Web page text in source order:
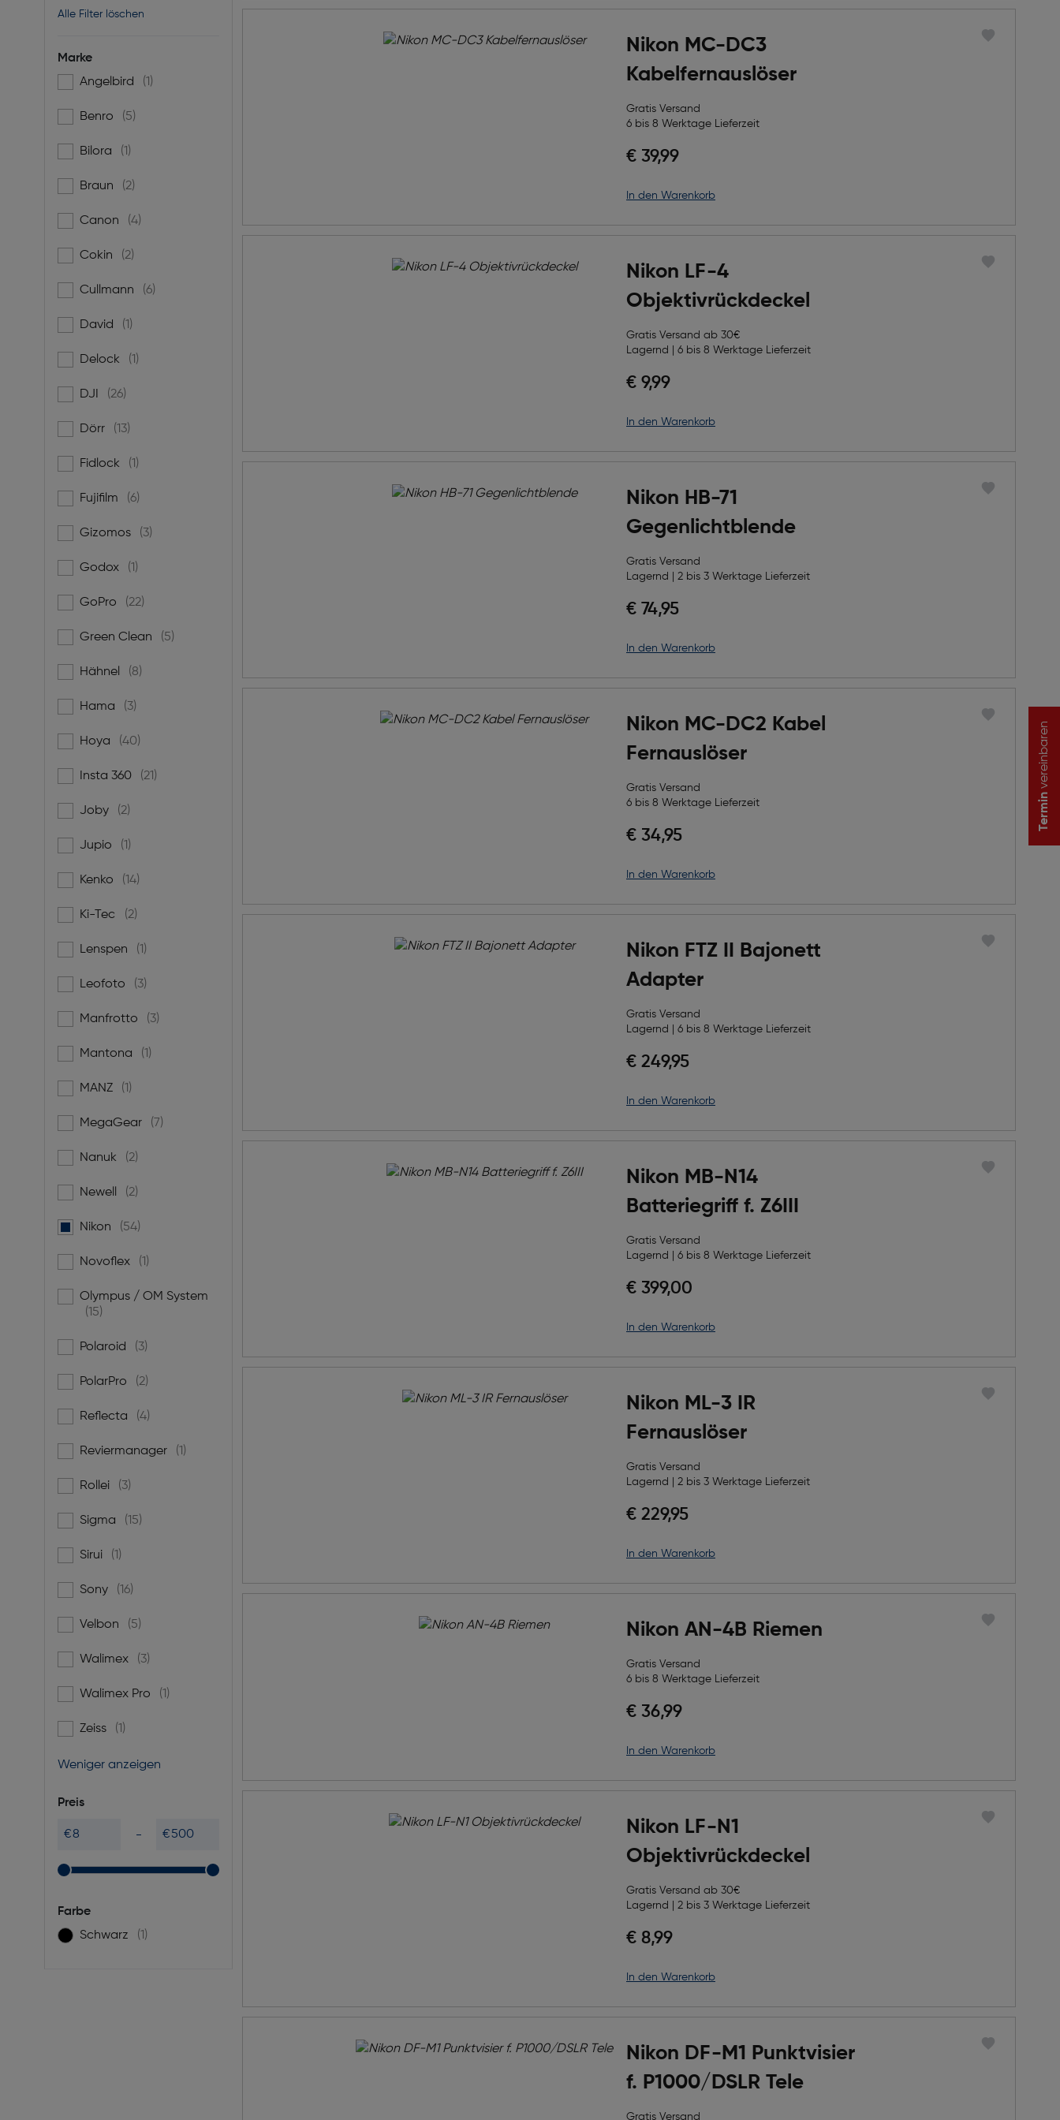
Alle Filter löschen
Marke
Angelbird
(1)
Filtern nach Marke: Angelbird
Benro (5)
Filtern nach Marke: Benro
Bilora (1)
Filtern nach Marke: Bilora
Braun (2)
Filtern nach Marke: Braun
Canon (4)
Filtern nach Marke: Canon
Cokin (2)
Filtern nach Marke: Cokin
Cullmann (6)
Filtern nach Marke: Cullmann
David (1)
Filtern nach Marke: David
Delock (1)
Filtern nach Marke: Delock
DJI (26)
Filtern nach Marke: DJI
Dörr (13)
Filtern nach Marke: Dörr
Fidlock (1)
Filtern nach Marke: Fidlock
Fujifilm (6)
Filtern nach Marke: Fujifilm
Gizomos (3)
Filtern nach Marke: Gizomos
Godox (1)
Filtern nach Marke: Godox
GoPro (22)
Filtern nach Marke: GoPro
Green Clean (5)
Filtern nach Marke: Green Clean
Hähnel (8)
Filtern nach Marke: Hähnel
Hama (3)
Filtern nach Marke: Hama
Hoya (40)
Filtern nach Marke: Hoya
Insta 360 (21)
Filtern nach Marke: Insta 360
Joby (2)
Filtern nach Marke: Joby
Jupio (1)
Filtern nach Marke: Jupio
Kenko (14)
Filtern nach Marke: Kenko
Ki-Tec (2)
Filtern nach Marke: Ki-Tec
Lenspen (1)
Filtern nach Marke: Lenspen
Leofoto (3)
Filtern nach Marke: Leofoto
Manfrotto (3)
Filtern nach Marke: Manfrotto
Mantona (1)
Filtern nach Marke: Mantona
MANZ (1)
Filtern nach Marke: MANZ
MegaGear (7)
Filtern nach Marke: MegaGear
Nanuk (2)
Filtern nach Marke: Nanuk
Newell (2)
Filtern nach Marke: Newell
Nikon (54)
gewählt: Derzeit gefiltert nach Marke: Nikon
Novoflex (1)
Filtern nach Marke: Novoflex
Olympus / OM System
(15)
Filtern nach Marke: Olympus / OM System
Polaroid (3)
Filtern nach Marke: Polaroid
PolarPro (2)
Filtern nach Marke: PolarPro
Reflecta (4)
Filtern nach Marke: Reflecta
Reviermanager (1)
Filtern nach Marke: Reviermanager
Rollei (3)
Filtern nach Marke: Rollei
Sigma (15)
Filtern nach Marke: Sigma
Sirui (1)
Filtern nach Marke: Sirui
Sony (16)
Filtern nach Marke: Sony
Velbon (5)
Filtern nach Marke: Velbon
Walimex (3)
Filtern nach Marke: Walimex
Walimex Pro (1)
Filtern nach Marke: Walimex Pro
Zeiss (1)
Filtern nach Marke: Zeiss
Weniger anzeigen
Preis
€ €
Farbe
Schwarz
(1)
Filtern nach Farbe: Schwarz
Nikon MC-DC3
Kabelfernauslöser
Gratis Versand
6 bis 8 Werktage Lieferzeit
€ 39,99
in den Warenkorb
Nikon LF-4
Objektivrückdeckel
Gratis Versand ab 30€
Lagernd | 6 bis 8 Werktage Lieferzeit
€ 9,99
in den Warenkorb
Nikon HB-71
Gegenlichtblende
Gratis Versand
Lagernd | 2 bis 3 Werktage Lieferzeit
€ 74,95
in den Warenkorb
Nikon MC-DC2 Kabel
Fernauslöser
Gratis Versand
6 bis 8 Werktage Lieferzeit
€ 34,95
in den Warenkorb
Nikon FTZ II Bajonett
Adapter
Gratis Versand
Lagernd | 6 bis 8 Werktage Lieferzeit
€ 249,95
in den Warenkorb
Nikon MB-N14
Batteriegriff f. Z6III
Gratis Versand
Lagernd | 6 bis 8 Werktage Lieferzeit
€ 399,00
in den Warenkorb
Nikon ML-3 IR
Fernauslöser
Gratis Versand
Lagernd | 2 bis 3 Werktage Lieferzeit
€ 229,95
in den Warenkorb
Nikon AN-4B Riemen
Gratis Versand
6 bis 8 Werktage Lieferzeit
€ 36,99
in den Warenkorb
Nikon LF-N1
Objektivrückdeckel
Gratis Versand ab 30€
Lagernd | 2 bis 3 Werktage Lieferzeit
€ 8,99
in den Warenkorb
Nikon DF-M1 Punktvisier
f. P1000/DSLR Tele
Gratis Versand
Termin
vereinbaren